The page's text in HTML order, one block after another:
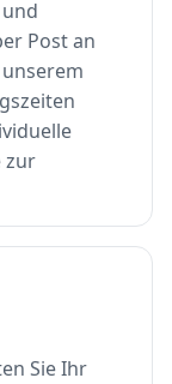
Post an
zur
Sie Ihr